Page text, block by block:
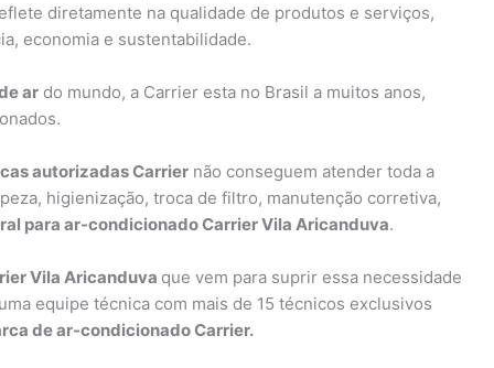
diretamente na qualidade de produtos e serviços,
economia e sustentabilidade.
ar do mundo, a Carrier esta no Brasil a muitos anos,
autorizadas Carrier não conseguem atender toda a
higienização, troca de filtro, manutenção corretiva,
para ar-condicionado Carrier Vila Aricanduva.
Vila Aricanduva que vem para suprir essa necessidade
equipe técnica com mais de 15 técnicos exclusivos
de ar-condicionado Carrier.